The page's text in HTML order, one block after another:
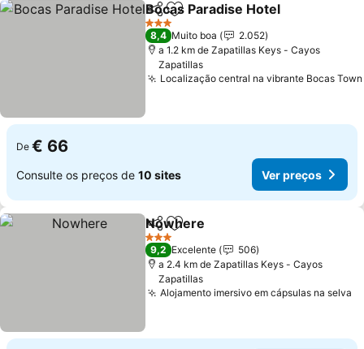
PartilharAdicionar aos favoritos
Bocas Paradise Hotel
3 Estrelas
8,4 Muito boa
2.052
a 1.2 km de Zapatillas Keys - Cayos
Zapatillas
Localização central na vibrante Bocas Town
De € 66
Consulte os preços de 10 sites Ver preços
PartilharAdicionar aos favoritos
Nowhere
3 Estrelas
9,2 Excelente
506
a 2.4 km de Zapatillas Keys - Cayos
Zapatillas
Alojamento imersivo em cápsulas na selva